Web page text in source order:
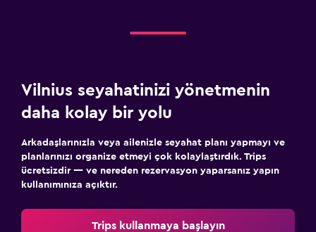
Vilnius seyahatinizi yönetmenin
daha kolay bir yolu
Arkadaşlarınızla veya ailenizle seyahat planı yapmayı ve
planlarınızı organize etmeyi çok kolaylaştırdık. Trips
ücretsizdir — ve nereden rezervasyon yaparsanız yapın
kullanımınıza açıktır.
Trips kullanmaya başlayın